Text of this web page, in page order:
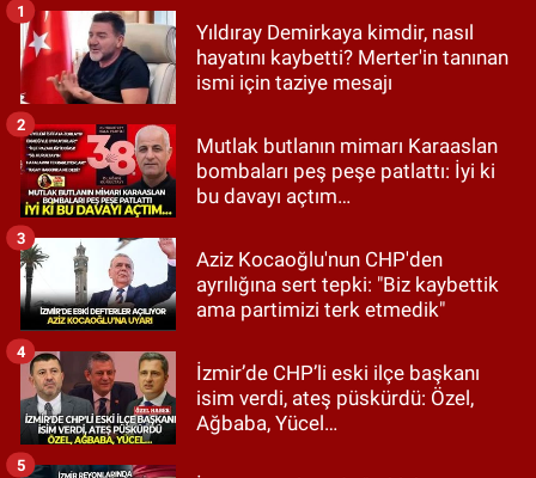
Yıldıray Demirkaya kimdir, nasıl
hayatını kaybetti? Merter'in tanınan
ismi için taziye mesajı
1
Mutlak butlanın mimarı Karaaslan
bombaları peş peşe patlattı: İyi ki
bu davayı açtım…
2
Aziz Kocaoğlu'nun CHP'den
ayrılığına sert tepki: "Biz kaybettik
ama partimizi terk etmedik"
3
İzmir’de CHP’li eski ilçe başkanı
isim verdi, ateş püskürdü: Özel,
Ağbaba, Yücel…
4
5